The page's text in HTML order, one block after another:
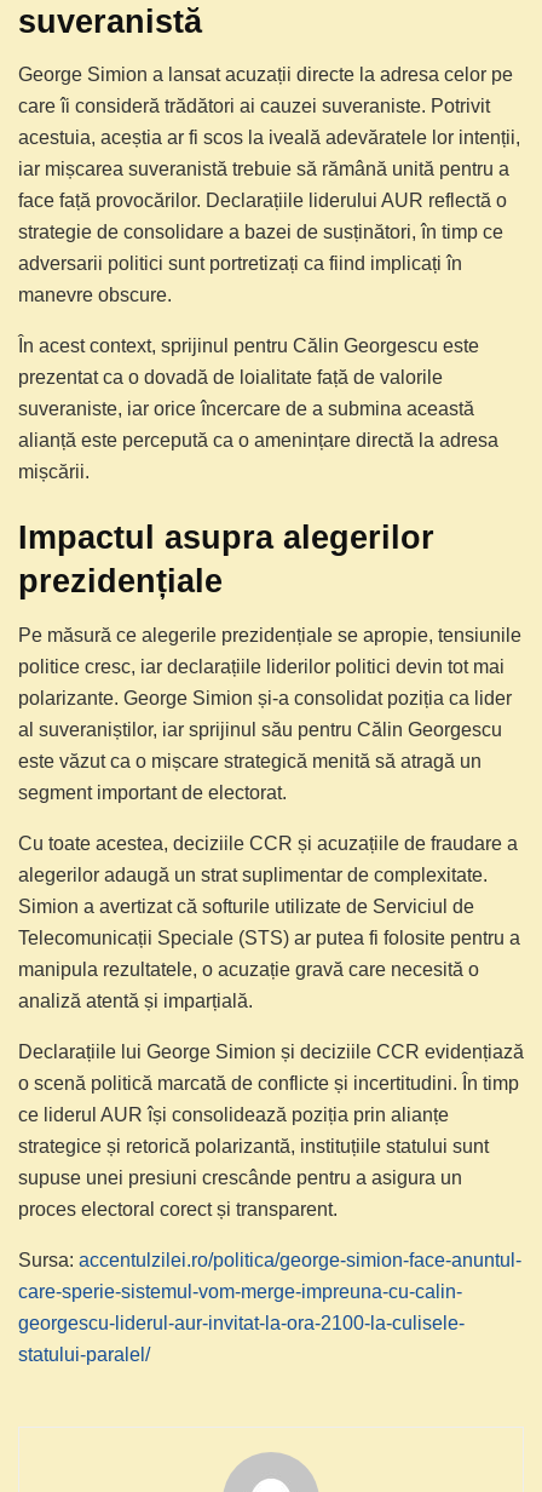
suveranistă
George Simion a lansat acuzații directe la adresa celor pe
care îi consideră trădători ai cauzei suveraniste. Potrivit
acestuia, aceștia ar fi scos la iveală adevăratele lor intenții,
iar mișcarea suveranistă trebuie să rămână unită pentru a
face față provocărilor. Declarațiile liderului AUR reflectă o
strategie de consolidare a bazei de susținători, în timp ce
adversarii politici sunt portretizați ca fiind implicați în
manevre obscure.
În acest context, sprijinul pentru Călin Georgescu este
prezentat ca o dovadă de loialitate față de valorile
suveraniste, iar orice încercare de a submina această
alianță este percepută ca o amenințare directă la adresa
mișcării.
Impactul asupra alegerilor
prezidențiale
Pe măsură ce alegerile prezidențiale se apropie, tensiunile
politice cresc, iar declarațiile liderilor politici devin tot mai
polarizante. George Simion și-a consolidat poziția ca lider
al suveraniștilor, iar sprijinul său pentru Călin Georgescu
este văzut ca o mișcare strategică menită să atragă un
segment important de electorat.
Cu toate acestea, deciziile CCR și acuzațiile de fraudare a
alegerilor adaugă un strat suplimentar de complexitate.
Simion a avertizat că softurile utilizate de Serviciul de
Telecomunicații Speciale (STS) ar putea fi folosite pentru a
manipula rezultatele, o acuzație gravă care necesită o
analiză atentă și imparțială.
Declarațiile lui George Simion și deciziile CCR evidențiază
o scenă politică marcată de conflicte și incertitudini. În timp
ce liderul AUR își consolidează poziția prin alianțe
strategice și retorică polarizantă, instituțiile statului sunt
supuse unei presiuni crescânde pentru a asigura un
proces electoral corect și transparent.
Sursa: accentulzilei.ro/politica/george-simion-face-anuntul-
care-sperie-sistemul-vom-merge-impreuna-cu-calin-
georgescu-liderul-aur-invitat-la-ora-2100-la-culisele-
statului-paralel/